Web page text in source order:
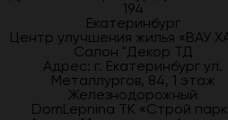
194
Екатеринбург
Центр улучшения жилья «ВАУ
Салон "Декор ТД
Адрес: г. Екатеринбург ул.
Металлургов, 84, 1 этаж
Железнодорожный
DomLepnina ТК «Строй